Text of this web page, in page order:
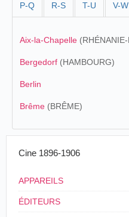
P-Q R-S T-U V-W
Aix-la-Chapelle
Bergedorf (HAMBOURG)
Berlin
Brême (BRÊME)
Cine 1896-1906
APPAREILS
ÉDITEURS